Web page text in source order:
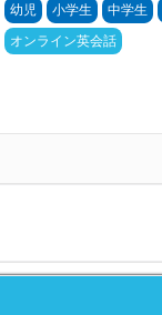
幼児 小学生 中学生
オンライン英会話